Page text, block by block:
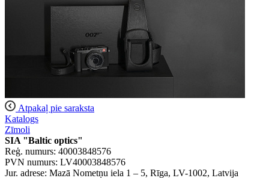
Atpakaļ pie saraksta
Katalogs
Zīmoli
SIA "Baltic optics"
Reģ. numurs: 40003848576
PVN numurs: LV40003848576
Jur. adrese: Mazā Nometņu iela 1 – 5, Rīga, LV-1002, Latvija